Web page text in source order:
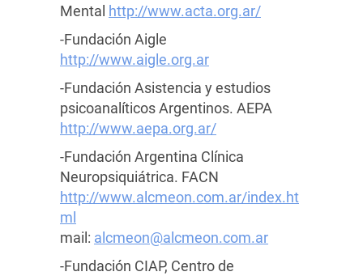
Mental http://www.acta.org.ar/
-Fundación Aigle
http://www.aigle.org.ar
-Fundación Asistencia y estudios
psicoanalíticos Argentinos. AEPA
http://www.aepa.org.ar/
-Fundación Argentina Clínica
Neuropsiquiátrica. FACN
http://www.alcmeon.com.ar/index.ht
ml
mail: alcmeon@alcmeon.com.ar
-Fundación CIAP, Centro de